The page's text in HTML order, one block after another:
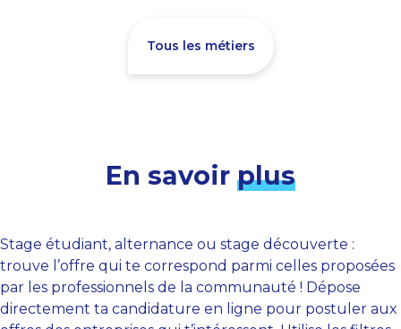
Tous les métiers
En savoir plus
Stage étudiant, alternance ou stage découverte :
trouve l’offre qui te correspond parmi celles proposées
par les professionnels de la communauté ! Dépose
directement ta candidature en ligne pour postuler aux